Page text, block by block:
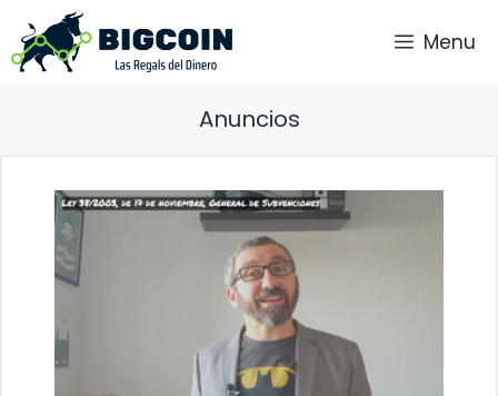
Saltar
al
contenido
Menu
Anuncios